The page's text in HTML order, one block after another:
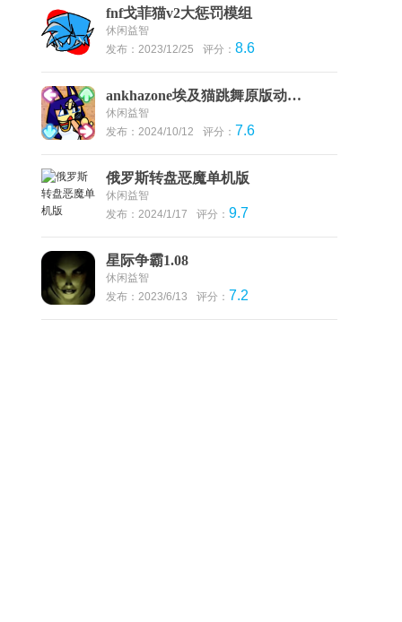
fnf戈菲猫v2大惩罚模组
休闲益智
发布：2023/12/25
评分： 8.6
ankhazone埃及猫跳舞原版动物之森最新版本
休闲益智
发布：2024/10/12
评分： 7.6
俄罗斯转盘恶魔单机版
休闲益智
发布：2024/1/17
评分： 9.7
星际争霸1.08
休闲益智
发布：2023/6/13
评分： 7.2